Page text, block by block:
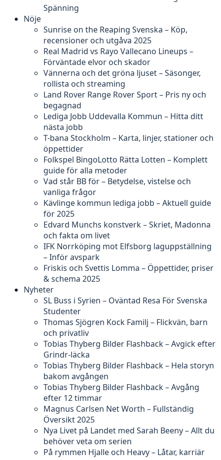
Spänning
Nöje
Sunrise on the Reaping Svenska – Köp,
recensioner och utgåva 2025
Real Madrid vs Rayo Vallecano Lineups –
Förväntade elvor och skador
Vännerna och det gröna ljuset – Säsonger,
rollista och streaming
Land Rover Range Rover Sport – Pris ny och
begagnad
Lediga Jobb Uddevalla Kommun – Hitta ditt
nästa jobb
T-bana Stockholm – Karta, linjer, stationer och
öppettider
Folkspel BingoLotto Rätta Lotten – Komplett
guide för alla metoder
Vad står BB för – Betydelse, vistelse och
vanliga frågor
Kävlinge kommun lediga jobb – Aktuell guide
för 2025
Edvard Munchs konstverk – Skriet, Madonna
och fakta om livet
IFK Norrköping mot Elfsborg laguppställning
– Inför avspark
Friskis och Svettis Lomma – Öppettider, priser
& schema 2025
Nyheter
SL Buss i Syrien – Oväntad Resa För Svenska
Studenter
Thomas Sjögren Kock Familj – Flickvän, barn
och privatliv
Tobias Thyberg Bilder Flashback – Avgick efter
Grindr-läcka
Tobias Thyberg Bilder Flashback – Hela storyn
bakom avgången
Tobias Thyberg Bilder Flashback – Avgång
efter 12 timmar
Magnus Carlsen Net Worth – Fullständig
Översikt 2025
Nya Livet på Landet med Sarah Beeny – Allt du
behöver veta om serien
På rymmen Hjalle och Heavy – Låtar, karriär